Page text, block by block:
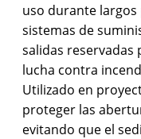
uso durante
sistemas de
salidas
lucha contra
Utilizado en
proteger las
evitando que el